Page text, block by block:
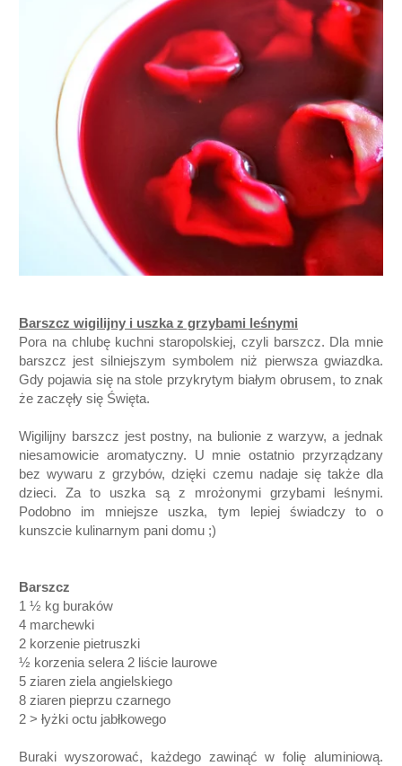
Barszcz wigilijny i uszka z grzybami leśnymi
Pora na chlubę kuchni staropolskiej, czyli barszcz. Dla mnie
barszcz jest silniejszym symbolem niż pierwsza gwiazdka.
Gdy pojawia się na stole przykrytym białym obrusem, to znak
że zaczęły się Święta.
Wigilijny barszcz jest postny, na bulionie z warzyw, a jednak
niesamowicie aromatyczny. U mnie ostatnio przyrządzany
bez wywaru z grzybów, dzięki czemu nadaje się także dla
dzieci. Za to uszka są z mrożonymi grzybami leśnymi.
Podobno im mniejsze uszka, tym lepiej świadczy to o
kunszcie kulinarnym pani domu ;)
Barszcz
1 ½ kg buraków
4 marchewki
2 korzenie pietruszki
½ korzenia selera 2 liście laurowe
5 ziaren ziela angielskiego
8 ziaren pieprzu czarnego
2 > łyżki octu jabłkowego
Buraki wyszorować, każdego zawinąć w folię aluminiową.